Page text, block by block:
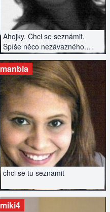
Ahojky. Chci se seznámit.
Spíše něco nezávazného.
Vztah vážný nyní ještě
nehledám.
chci se tu seznamit
manbia
ZOBRAZIT INZERÁT
miki4